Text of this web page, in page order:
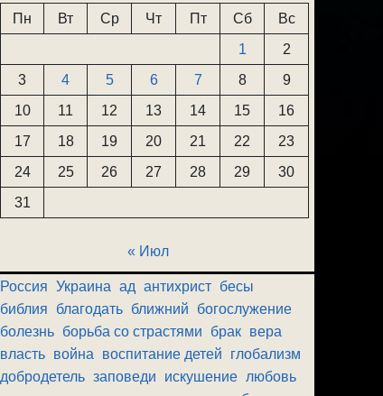
Пн
Вт Ср Чт Пт Сб
Вс
1
2
3
4 5 6 7 8
9
10
11 12 13 14 15
16
17
18 19 20 21 22
23
24
25 26 27 28 29
30
31
« Июл
Россия Украина ад антихрист бесы
библия
благодать ближний
богослужение
болезнь борьба со страстями брак вера
власть война воспитание детей
глобализм
добродетель заповеди искушение любовь